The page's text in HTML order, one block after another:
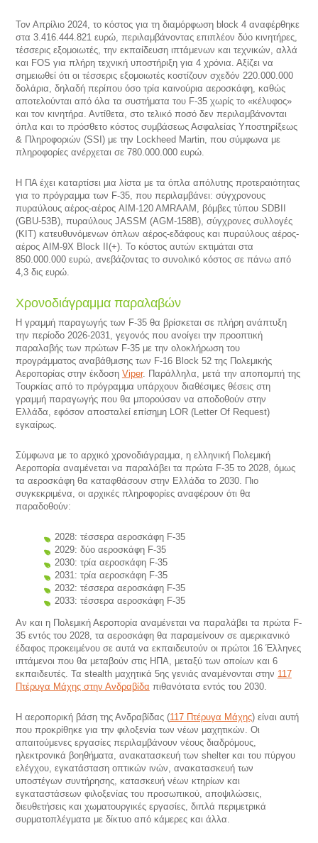
Τον Απρίλιο 2024, το κόστος για τη διαμόρφωση block 4 αναφέρθηκε
στα 3.416.444.821 ευρώ, περιλαμβάνοντας επιπλέον δύο κινητήρες,
τέσσερις εξομοιωτές, την εκπαίδευση ιπτάμενων και τεχνικών, αλλά
και FOS για πλήρη τεχνική υποστήριξη για 4 χρόνια. Αξίζει να
σημειωθεί ότι οι τέσσερις εξομοιωτές κοστίζουν σχεδόν 220.000.000
δολάρια, δηλαδή περίπου όσο τρία καινούρια αεροσκάφη, καθώς
αποτελούνται από όλα τα συστήματα του F-35 χωρίς το «κέλυφος»
και τον κινητήρα. Αντίθετα, στο τελικό ποσό δεν περιλαμβάνονται
όπλα και το πρόσθετο κόστος συμβάσεως Ασφαλείας Υποστηρίξεως
& Πληροφοριών (SSI) με την Lockheed Martin, που σύμφωνα με
πληροφορίες ανέρχεται σε 780.000.000 ευρώ.
Η ΠΑ έχει καταρτίσει μια λίστα με τα όπλα απόλυτης προτεραιότητας
για το πρόγραμμα των F-35, που περιλαμβάνει: σύγχρονους
πυραύλους αέρος-αέρος AIM-120 AMRAAM, βόμβες τύπου SDBII
(GBU-53B), πυραύλους JASSM (AGM-158B), σύγχρονες συλλογές
(ΚΙΤ) κατευθυνόμενων όπλων αέρος-εδάφους και πυραύλους αέρος-
αέρος AIM-9X Block II(+). Το κόστος αυτών εκτιμάται στα
850.000.000 ευρώ, ανεβάζοντας το συνολικό κόστος σε πάνω από
4,3 δις ευρώ.
Χρονοδιάγραμμα παραλαβών
Η γραμμή παραγωγής των F-35 θα βρίσκεται σε πλήρη ανάπτυξη
την περίοδο 2026-2031, γεγονός που ανοίγει την προοπτική
παραλαβής των πρώτων F-35 με την ολοκλήρωση του
προγράμματος αναβάθμισης των F-16 Block 52 της Πολεμικής
Αεροπορίας στην έκδοση Viper. Παράλληλα, μετά την αποπομπή της
Τουρκίας από το πρόγραμμα υπάρχουν διαθέσιμες θέσεις στη
γραμμή παραγωγής που θα μπορούσαν να αποδοθούν στην
Ελλάδα, εφόσον αποσταλεί επίσημη LOR (Letter Of Request)
εγκαίρως.
Σύμφωνα με το αρχικό χρονοδιάγραμμα, η ελληνική Πολεμική
Αεροπορία αναμένεται να παραλάβει τα πρώτα F-35 το 2028, όμως
τα αεροσκάφη θα καταφθάσουν στην Ελλάδα το 2030. Πιο
συγκεκριμένα, οι αρχικές πληροφορίες αναφέρουν ότι θα
παραδοθούν:
2028: τέσσερα αεροσκάφη F-35
2029: δύο αεροσκάφη F-35
2030: τρία αεροσκάφη F-35
2031: τρία αεροσκάφη F-35
2032: τέσσερα αεροσκάφη F-35
2033: τέσσερα αεροσκάφη F-35
Αν και η Πολεμική Αεροπορία αναμένεται να παραλάβει τα πρώτα F-
35 εντός του 2028, τα αεροσκάφη θα παραμείνουν σε αμερικανικό
έδαφος προκειμένου σε αυτά να εκπαιδευτούν οι πρώτοι 16 Έλληνες
ιπτάμενοι που θα μεταβούν στις ΗΠΑ, μεταξύ των οποίων και 6
εκπαιδευτές. Τα stealth μαχητικά 5ης γενιάς αναμένονται στην 117
Πτέρυγα Μάχης στην Ανδραβίδα πιθανότατα εντός του 2030.
Η αεροπορική βάση της Ανδραβίδας (117 Πτέρυγα Μάχης) είναι αυτή
που προκρίθηκε για την φιλοξενία των νέων μαχητικών. Οι
απαιτούμενες εργασίες περιλαμβάνουν νέους διαδρόμους,
ηλεκτρονικά βοηθήματα, ανακατασκευή των shelter και του πύργου
ελέγχου, εγκατάσταση οπτικών ινών, ανακατασκευή των
υποστέγων συντήρησης, κατασκευή νέων κτηρίων και
εγκαταστάσεων φιλοξενίας του προσωπικού, αποψιλώσεις,
διευθετήσεις και χωματουργικές εργασίες, διπλά περιμετρικά
συρματοπλέγματα με δίκτυο από κάμερες και άλλα.